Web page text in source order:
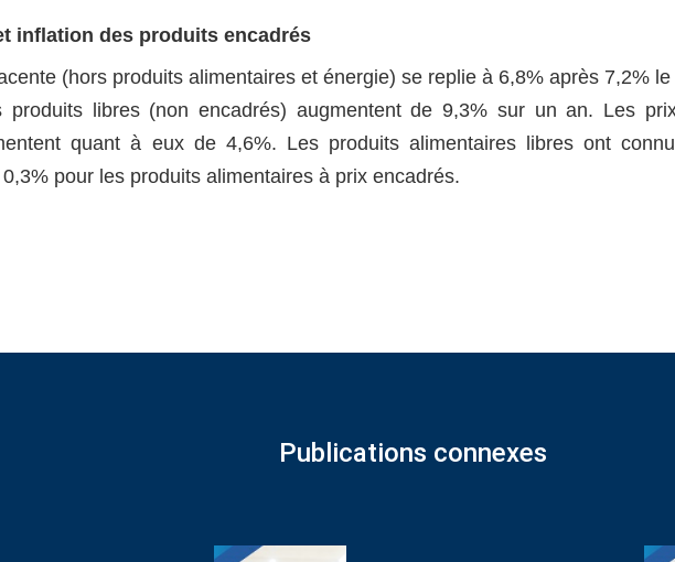
inflation des produits encadrés
(hors produits alimentaires et énergie) se replie à 6,8% après 7,2%
produits libres (non encadrés) augmentent de 9,3% sur un an. Les
quant à eux de 4,6%. Les produits alimentaires libres ont
pour les produits alimentaires à prix encadrés.
Publications connexes